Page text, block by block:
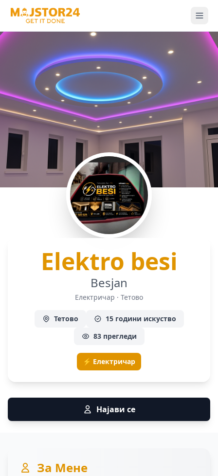
Elektro besi
Besjan
Електричар · Тетово
Тетово
15 години искуство
83 прегледи
⚡ Електричар
Најави се
За Мене